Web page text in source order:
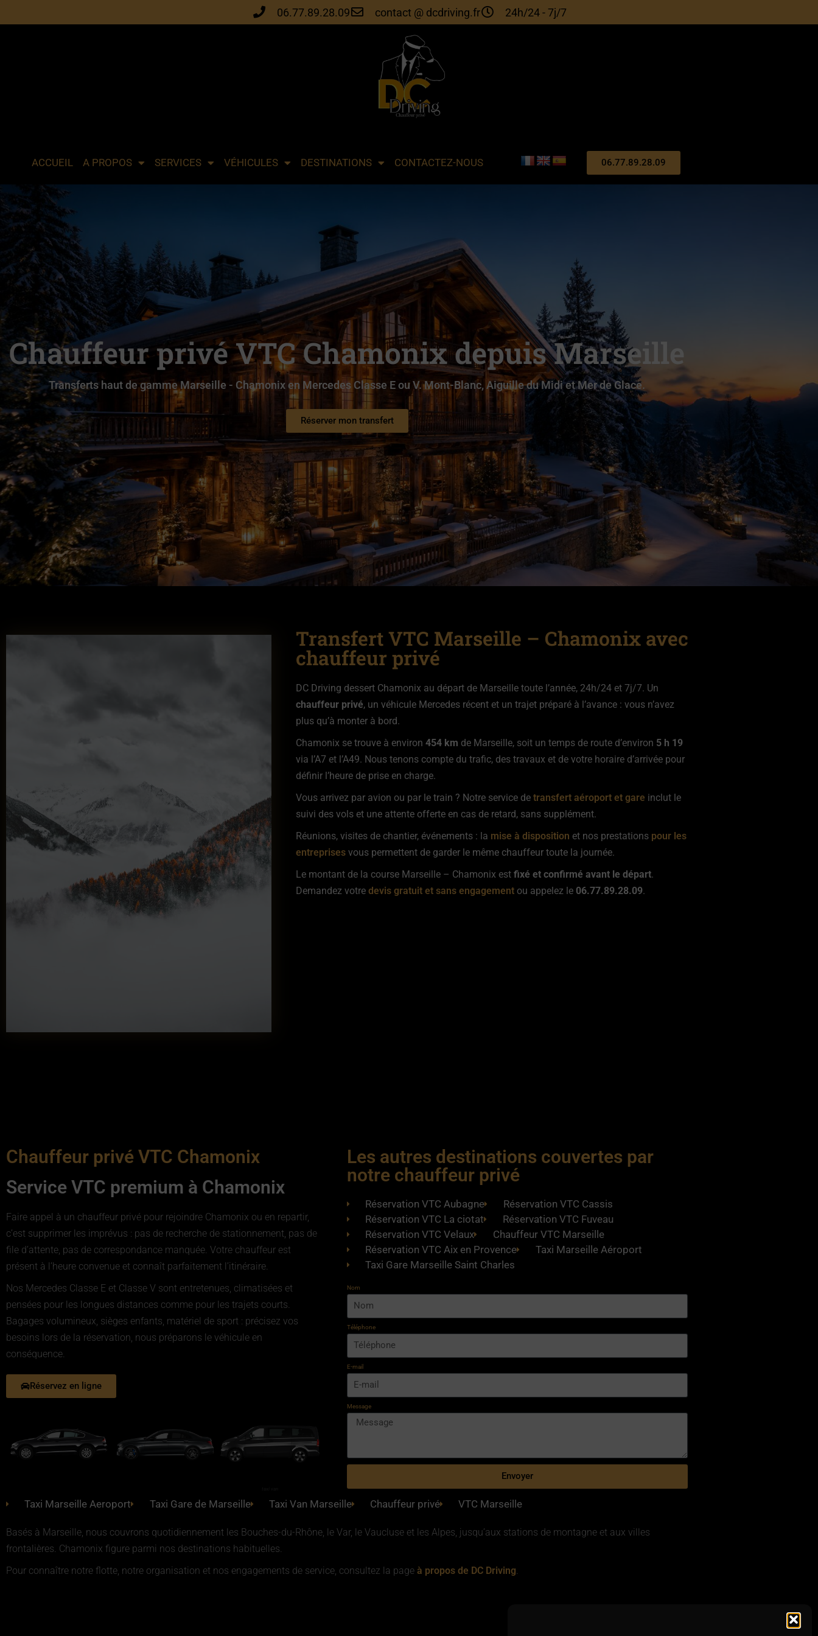
06.77.89.28.09 contact @ dcdriving.fr 24h/24 - 7j/7
ACCUEIL A PROPOS SERVICES VÉHICULES DESTINATIONS CONTACTEZ-NOUS 06.77.89.28.09
Chauffeur privé VTC Chamonix depuis Marseille
Transferts haut de gamme Marseille - Chamonix en Mercedes Classe E ou V. Mont-Blanc, Aiguille du Midi et Mer de Glace.
Réserver mon transfert
Transfert VTC Marseille – Chamonix avec
chauffeur privé
DC Driving dessert Chamonix au départ de Marseille toute l’année, 24h/24 et 7j/7. Un
chauffeur privé, un véhicule Mercedes récent et un trajet préparé à l’avance : vous n’avez
plus qu’à monter à bord.
Chamonix se trouve à environ 454 km de Marseille, soit un temps de route d’environ 5 h 19
via l’A7 et l’A49. Nous tenons compte du trafic, des travaux et de votre horaire d’arrivée pour
définir l’heure de prise en charge.
Vous arrivez par avion ou par le train ? Notre service de transfert aéroport et gare inclut le
suivi des vols et une attente offerte en cas de retard, sans supplément.
Réunions, visites de chantier, événements : la mise à disposition et nos prestations pour les
entreprises vous permettent de garder le même chauffeur toute la journée.
Le montant de la course Marseille – Chamonix est fixé et confirmé avant le départ.
Demandez votre devis gratuit et sans engagement ou appelez le 06.77.89.28.09.
Chauffeur privé VTC Chamonix
Service VTC premium à Chamonix
Faire appel à un chauffeur privé pour rejoindre Chamonix ou en repartir,
c’est supprimer les imprévus : pas de recherche de stationnement, pas de
file d’attente, pas de correspondance manquée. Votre chauffeur est
présent à l’heure convenue et connaît parfaitement l’itinéraire.
Nos Mercedes Classe E et Classe V sont entretenues, climatisées et
pensées pour les longues distances comme pour les trajets courts.
Bagages volumineux, sièges enfants, matériel de sport : précisez vos
besoins lors de la réservation, nous préparons le véhicule en
conséquence.
Réservez en ligne
Les autres destinations couvertes par
notre chauffeur privé
Réservation VTC Aubagne
Réservation VTC Cassis
Réservation VTC La ciotat
Réservation VTC Fuveau
Réservation VTC Velaux
Chauffeur VTC Marseille
Réservation VTC Aix en Provence
Taxi Marseille Aéroport
Taxi Gare Marseille Saint Charles
Nom
Téléphone
E-mail
Message
Envoyer
Taxi Marseille Aeroport Taxi Gare de Marseille Taxi Van Marseille Chauffeur privé VTC Marseille
Basés à Marseille, nous couvrons quotidiennement les Bouches-du-Rhône, le Var, le Vaucluse et les Alpes, jusqu’aux stations de montagne et aux villes
frontalières. Chamonix figure parmi nos destinations habituelles.
Pour connaître notre flotte, notre organisation et nos engagements de service, consultez la page à propos de DC Driving.